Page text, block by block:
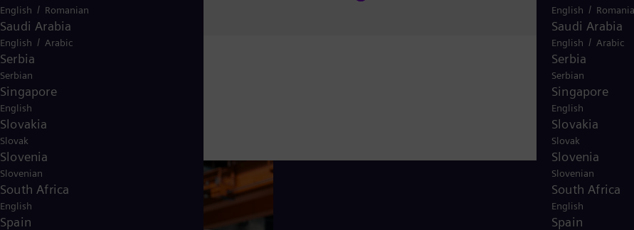
English /
Saudi Arabia
English / Arabic
Serbia
Serbian
Singapore
English
Slovakia
Slovak
Slovenia
Slovenian
South Africa
English
Spain
Norge
English / Romanian
Saudi Arabia
English / Arabic
Serbia
Serbian
Singapore
English
Slovakia
Slovak
Slovenia
Slovenian
South Africa
English
Spain